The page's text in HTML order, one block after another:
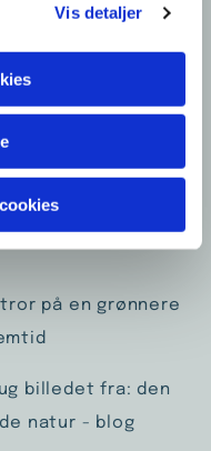
Vis detaljer
et åndehul, hvor
til stede, når
ind til hjertet.
tror på en grønnere
billedet fra: den
natur - blog